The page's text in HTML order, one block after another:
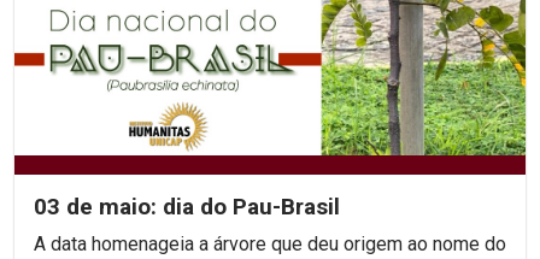
03 de maio: dia do Pau-Brasil
A data homenageia a árvore que deu origem ao nome do